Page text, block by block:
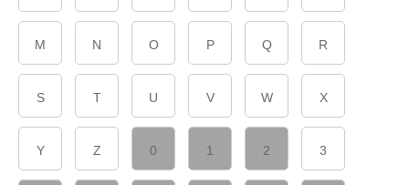
M N O P Q R
S T U V W X
Y Z 0 1 2 3